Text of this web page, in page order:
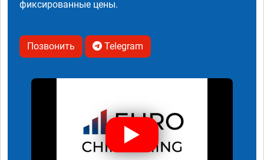
фиксированные цены.
Позвонить Telegram